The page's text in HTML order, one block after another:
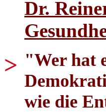
>
Dr.
"Wer hat
wie die